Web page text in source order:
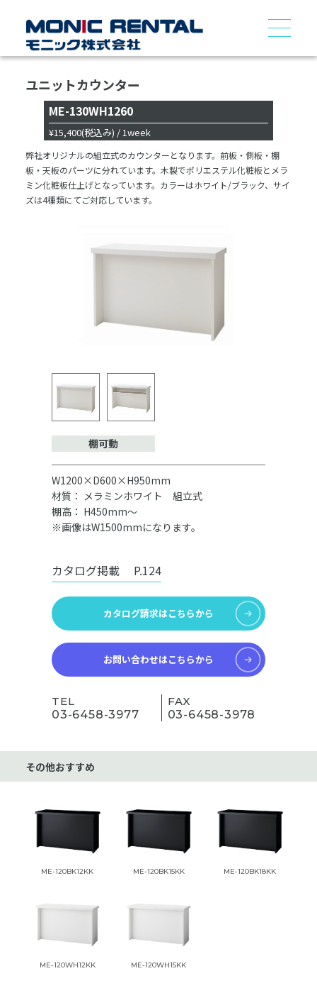
ユニットカウンター
ME-130WH1260
¥15,400(税込み) / 1week
弊社オリジナルの組立式のカウンターとなります。前板・側板・棚
板・天板のパーツに分れています。木製でポリエステル化粧板とメラ
ミン化粧板仕上げとなっています。カラーはホワイト/ブラック、サイ
ズは4種類にてご対応しています。
棚可動
W1200×D600×H950mm
材質： メラミンホワイト 組立式
棚高： H450mm～
※画像はW1500mmになります。
カタログ掲載 P.124
カタログ請求はこちらから
お問い合わせはこちらから
TEL
03-6458-3977
FAX
03-6458-3978
その他おすすめ
ME-120BK12KK ME-120BK15KK ME-120BK18KK
ME-120WH12KK ME-120WH15KK